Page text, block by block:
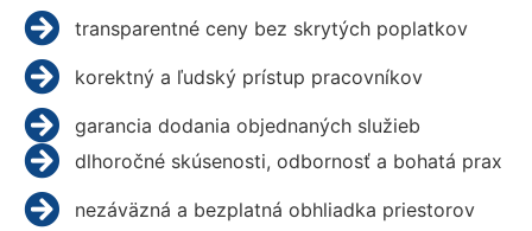
transparentné ceny bez skrytých poplatkov
korektný a ľudský prístup pracovníkov
garancia dodania objednaných služieb
dlhoročné skúsenosti, odbornosť a bohatá prax
nezáväzná a bezplatná obhliadka priestorov